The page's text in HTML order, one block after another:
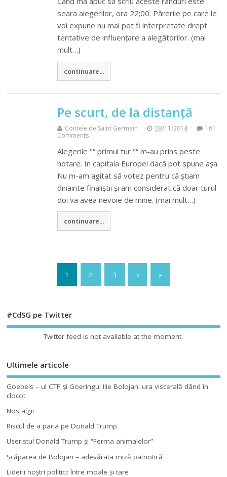
seara alegerilor, ora 22;00. Părerile pe care le
voi expune nu mai pot fi interpretate drept
tentative de influențare a alegătorilor. (mai
mult…)
continuare...
Pe scurt, de la distanță
Contele de Saint Germain 03/11/2014
161
Comments
Alegerile "“ primul tur "“ m-au prins peste
hotare. In capitala Europei dacă pot spune așa.
Nu m-am agitat să votez pentru că știam
dinainte finaliștii și am considerat că doar turul
doi va avea nevoie de mine. (mai mult…)
continuare...
1 2 3 › »
#CdSG pe Twitter
Twitter feed is not available at the moment.
Ultimele articole
Goebels – ul CTP şi Goeringul Ilie Bolojan: ura viscerală dând în
clocot
Nostalgii
Riscul de a paria pe Donald Trump
Useristul Donald Trump şi “Ferma animalelor”
Scăparea de Bolojan – adevărata miză patriotică
Liderii noştri politici: între moale şi tare